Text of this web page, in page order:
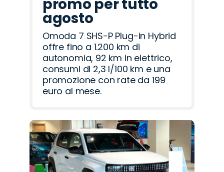
promo per tutto
agosto
Omoda 7 SHS-P Plug-in Hybrid
offre fino a 1.200 km di
autonomia, 92 km in elettrico,
consumi di 2,3 l/100 km e una
promozione con rate da 199
euro al mese.